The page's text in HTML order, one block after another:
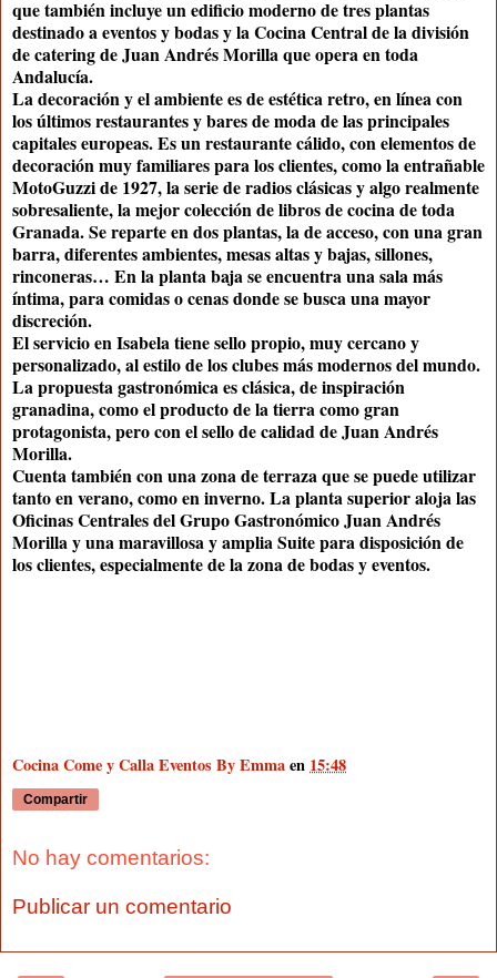
que también incluye un edificio moderno de tres plantas
destinado a eventos y bodas y la Cocina Central de la división
de catering de Juan Andrés Morilla que opera en toda
Andalucía.
La decoración y el ambiente es deestética retro, en línea con
los últimos restaurantes y bares de moda de las principales
capitales europeas. Es un restaurante cálido, con elementos de
decoración muy familiares para los clientes, como la entrañable
MotoGuzzi de 1927, la serie de radios clásicas y algo realmente
sobresaliente, lamejor colección de libros de cocina de toda
Granada. Se reparte en dos plantas, la de acceso, con una gran
barra, diferentes ambientes, mesas altas y bajas, sillones,
rinconeras… En la planta baja se encuentra una sala más
íntima, para comidas o cenas donde se busca una mayor
discreción.
El servicio en Isabela tiene sello propio, muy cercano y
personalizado, al estilo de los clubes más modernos del mundo.
Lapropuesta gastronómicaes clásica, deinspiración
granadina, como elproducto de la tierracomo gran
protagonista, pero con el sello de calidad de Juan Andrés
Morilla.
Cuenta también con una zona de terraza que se puede utilizar
tanto en verano, como en inverno. La planta superior aloja las
Oficinas Centrales del Grupo Gastronómico Juan Andrés
Morilla y una maravillosa y amplia Suite para disposición de
los clientes, especialmente de la zona de bodas y eventos.
Cocina Come y Calla Eventos By Emmaen15:48
Compartir
No hay comentarios:
Publicar un comentario